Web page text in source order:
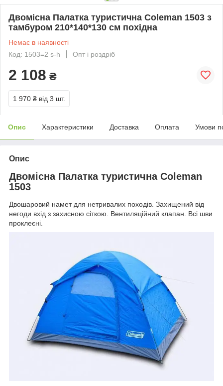
Двомісна Палатка туристична Coleman 1503 з
тамбуром 210*140*130 см похідна
Немає в наявності
Код: 1503=2 s-h
Опт і роздріб
2 108 ₴
1 970 ₴ від 3 шт.
Опис Характеристики Доставка Оплата Умови
Опис
Двомісна Палатка туристична Coleman
1503
Двошаровий намет для нетривалих походів. Захищений від
негоди вхід з захисною сіткою. Вентиляційний клапан. Всі шви
проклеєні.